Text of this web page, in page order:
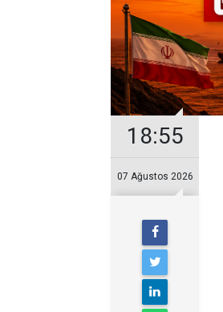
18:55
07 Ağustos 2026